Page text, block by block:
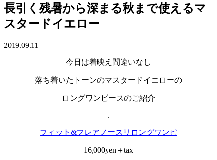
長引く残暑から深まる秋まで使えるマ
スタードイエロー
2019.09.11
今日は着映え間違いなし
落ち着いたトーンのマスタードイエローの
ロングワンピースのご紹介
.
フィット&フレアノースリロングワンピ
16,000yen＋tax